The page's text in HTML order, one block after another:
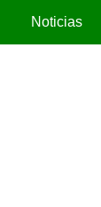
Noticias